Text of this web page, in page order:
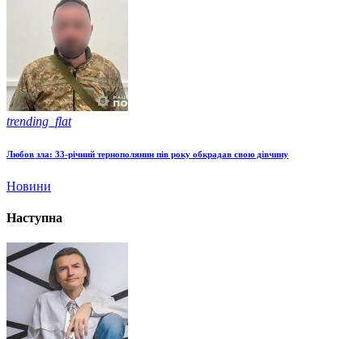
trending_flat
Любов зла: 33-річний тернополянин пів року обкрадав свою дівчину
Новини
Наступна